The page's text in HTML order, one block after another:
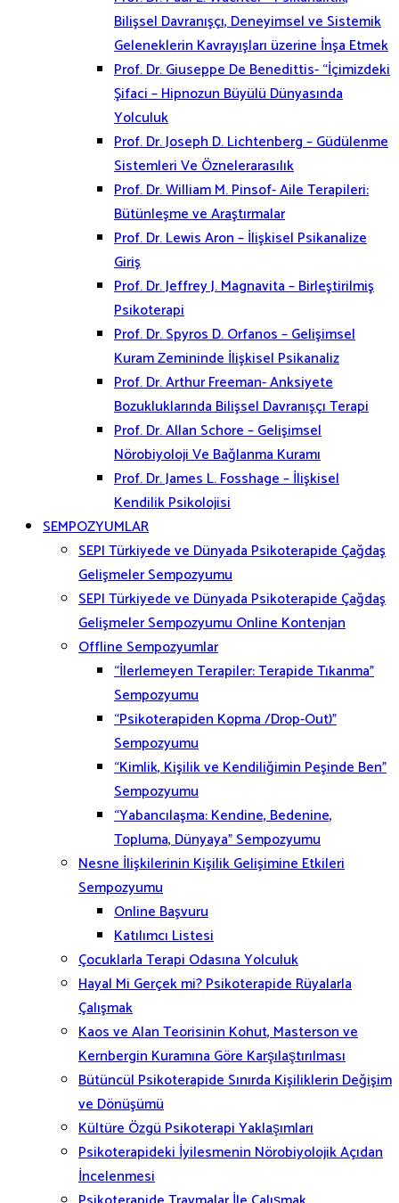
Bilişsel Davranışçı, Deneyimsel ve Sistemik
Geleneklerin Kavrayışları üzerine İnşa Etmek
Prof. Dr. Giuseppe De Benedittis- “İçimizdeki
Şifaci – Hipnozun Büyülü Dünyasında
Yolculuk
Prof. Dr. Joseph D. Lichtenberg – Güdülenme
Sistemleri Ve Öznelerarasılık
Prof. Dr. William M. Pinsof- Aile Terapileri:
Bütünleşme ve Araştırmalar
Prof. Dr. Lewis Aron – İlişkisel Psikanalize
Giriş
Prof. Dr. Jeffrey J. Magnavita – Birleştirilmiş
Psikoterapi
Prof. Dr. Spyros D. Orfanos – Gelişimsel
Kuram Zemininde İlişkisel Psikanaliz
Prof. Dr. Arthur Freeman- Anksiyete
Bozukluklarında Bilişsel Davranışçı Terapi
Prof. Dr. Allan Schore – Gelişimsel
Nörobiyoloji Ve Bağlanma Kuramı
Prof. Dr. James L. Fosshage – İlişkisel
Kendilik Psikolojisi
SEMPOZYUMLAR
SEPI Türkiyede ve Dünyada Psikoterapide Çağdaş
Gelişmeler Sempozyumu
SEPI Türkiyede ve Dünyada Psikoterapide Çağdaş
Gelişmeler Sempozyumu Online Kontenjan
Offline Sempozyumlar
“İlerlemeyen Terapiler: Terapide Tıkanma”
Sempozyumu
“Psikoterapiden Kopma /Drop-Out)”
Sempozyumu
“Kimlik, Kişilik ve Kendiliğimin Peşinde Ben”
Sempozyumu
“Yabancılaşma: Kendine, Bedenine,
Topluma, Dünyaya” Sempozyumu
Nesne İlişkilerinin Kişilik Gelişimine Etkileri
Sempozyumu
Online Başvuru
Katılımcı Listesi
Çocuklarla Terapi Odasına Yolculuk
Hayal Mi Gerçek mi? Psikoterapide Rüyalarla
Çalışmak
Kaos ve Alan Teorisinin Kohut, Masterson ve
Kernbergin Kuramına Göre Karşılaştırılması
Bütüncül Psikoterapide Sınırda Kişiliklerin Değişim
ve Dönüşümü
Kültüre Özgü Psikoterapi Yaklaşımları
Psikoterapideki İyilesmenin Nörobiyolojik Açıdan
İncelenmesi